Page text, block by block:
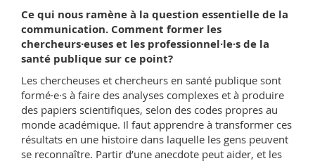
Ce qui nous ramène à la question essentielle de la
communication. Comment former les
chercheurs·euses et les professionnel·le·s de la
santé publique sur ce point?
Les chercheuses et chercheurs en santé publique sont
formé·e·s à faire des analyses complexes et à produire
des papiers scientifiques, selon des codes propres au
monde académique. Il faut apprendre à transformer ces
résultats en une histoire dans laquelle les gens peuvent
se reconnaître. Partir d’une anecdote peut aider, et les